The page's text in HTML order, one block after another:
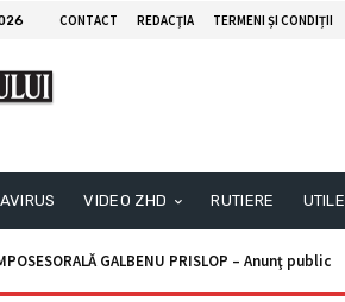
CONTACT REDACŢIA TERMENI ȘI CONDIȚII
VIDEO ZHD RUTIERE UTILE
GALBENU PRISLOP – Anunţ public
Adrian – Anunţ licitaţie